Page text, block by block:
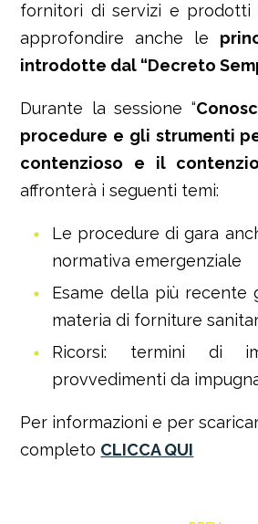
fornitori di servizi e prodotti
approfondire anche le
introdotte dal “Decreto
Durante la sessione “
procedure e gli strumenti
contenzioso e il
affronterà i seguenti temi:
Le procedure di gara
normativa emergenziale
Esame della più recente
materia di forniture
Ricorsi: termini di
provvedimenti da
Per informazioni e per
completo CLICCA QUI